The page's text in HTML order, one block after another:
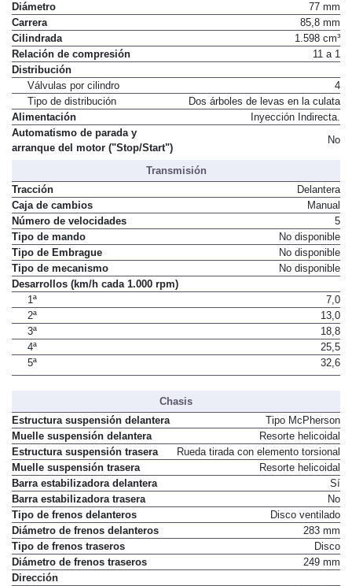
Diámetro
77 mm
Carrera
85,8 mm
Cilindrada
1.598 cm³
Relación de compresión
11 a 1
Distribución
Válvulas por cilindro
4
Tipo de distribución
Dos árboles de levas en la culata
Alimentación
Inyección Indirecta.
Automatismo de parada y
arranque del motor ("Stop/Start")
No
Transmisión
Tracción
Delantera
Caja de cambios
Manual
Número de velocidades
5
Tipo de mando
No disponible
Tipo de Embrague
No disponible
Tipo de mecanismo
No disponible
Desarrollos (km/h cada 1.000 rpm)
1ª
7,0
2ª
13,0
3ª
18,8
4ª
25,5
5ª
32,6
Chasis
Estructura suspensión delantera
Tipo McPherson
Muelle suspensión delantera
Resorte helicoidal
Estructura suspensión trasera
Rueda tirada con elemento torsional
Muelle suspensión trasera
Resorte helicoidal
Barra estabilizadora delantera
Sí
Barra estabilizadora trasera
No
Tipo de frenos delanteros
Disco ventilado
Diámetro de frenos delanteros
283 mm
Tipo de frenos traseros
Disco
Diámetro de frenos traseros
249 mm
Dirección